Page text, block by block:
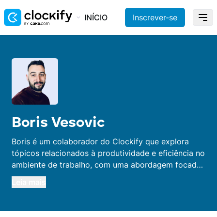
INÍCIO Inscrever-se
Boris Vesovic
Boris é um colaborador do Clockify que explora
tópicos relacionados à produtividade e eficiência no
ambiente de trabalho, com uma abordagem focada
em resultados. Seu objetivo final é eliminar hábitos
que desperdiçam tempo e ajudar outras pessoas a